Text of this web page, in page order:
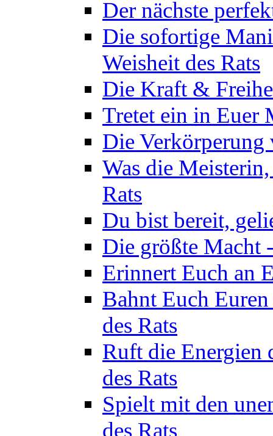
Der nächste
Die sofortige
Weisheit des Rats
Die Kraft &
Tretet ein in Euer
Die Verkörperung
Was die
Rats
Du bist bereit,
Die größte Macht
Erinnert Euch an
Bahnt Euch
des Rats
Ruft die Energien
des Rats
Spielt mit den
des Rats